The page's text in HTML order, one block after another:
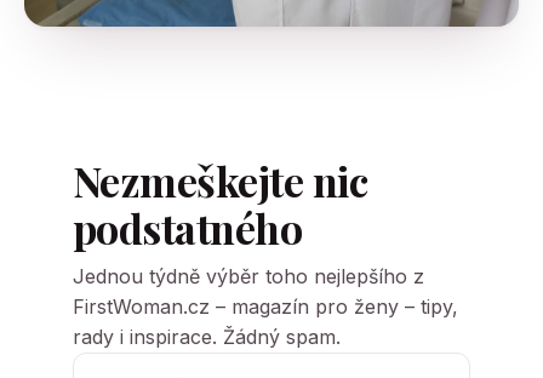
mladých. Jestliže si pod pojmem měření EKG
představujete jakékoliv…
Nezmeškejte nic
podstatného
Jednou týdně výběr toho nejlepšího z
FirstWoman.cz – magazín pro ženy – tipy,
rady i inspirace. Žádný spam.